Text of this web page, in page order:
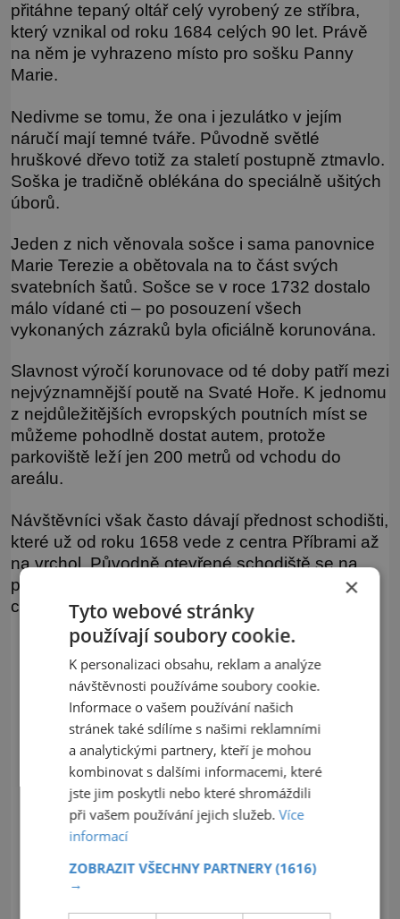
přitáhne tepaný oltář celý vyrobený ze stříbra,
který vznikal od roku 1684 celých 90 let. Právě
na něm je vyhrazeno místo pro sošku Panny
Marie.
Nedivme se tomu, že ona i jezulátko v jejím
náručí mají temné tváře. Původně světlé
hruškové dřevo totiž za staletí postupně ztmavlo.
Soška je tradičně oblékána do speciálně ušitých
úborů.
Jeden z nich věnovala sošce i sama panovnice
Marie Terezie a obětovala na to část svých
svatebních šatů. Sošce se v roce 1732 dostalo
málo vídané cti – po posouzení všech
vykonaných zázraků byla oficiálně korunována.
Slavnost výročí korunovace od té doby patří mezi
nejvýznamnější poutě na Svaté Hoře. K jednomu
z nejdůležitějších evropských poutních míst se
můžeme pohodlně dostat autem, protože
parkoviště leží jen 200 metrů od vchodu do
areálu.
Návštěvníci však často dávají přednost schodišti,
které už od roku 1658 vede z centra Příbrami až
na vrchol. Původně otevřené schodiště se na
počátku 18. století dočkalo zastřešení a poutníci
cestu po něm tradičně absolvovali vkleče.
×
Tyto webové stránky
používají soubory cookie.
K personalizaci obsahu, reklam a analýze
návštěvnosti používáme soubory cookie.
Informace o vašem používání našich
stránek také sdílíme s našimi reklamními
a analytickými partnery, kteří je mohou
kombinovat s dalšími informacemi, které
jste jim poskytli nebo které shromáždili
při vašem používání jejich služeb.Více
informací
ZOBRAZIT VŠECHNY PARTNERY(1616)
→